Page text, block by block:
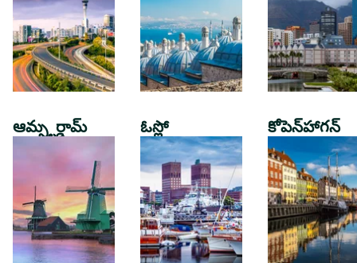
ఆమ్స్టర్డామ్ ఓస్లో కోపెన్‌హాగన్